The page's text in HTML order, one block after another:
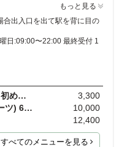
もっと見る
出入口を出て駅を背に目の
日:09:00〜22:00 最終受付 1
【新規限定】【お試しキャビゼロ】初めてでご不安な…
3,300
最新ダイエットキャビゼロ(3～4パーツ) 60分
10,000
12,400
すべてのメニューを見る